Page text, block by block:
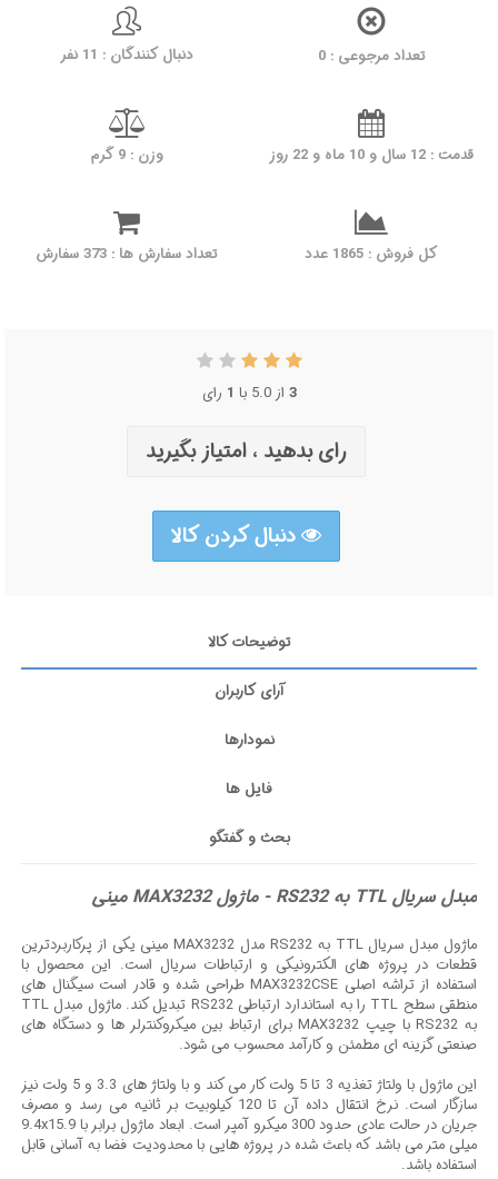
تعداد مرجوعی : 0 دنبال کنندگان : 11 نفر
قدمت : 12 سال و 10 ماه و 22 روز وزن : 9 گرم
کل فروش : 1865 عدد تعداد سفارش ها : 373 سفارش
3از 5.0 با 1 رای
رای بدهید ، امتیاز بگیرید
دنبال کردن کالا
توضیحات کالا
آرای کاربران
نمودارها
فایل ها
بحث و گفتگو
مبدل سریال TTL به RS232 - ماژول MAX3232 مینی
ماژول مبدل سریال TTL به RS232 مدل MAX3232 مینی یکی از پرکاربردترین
قطعات در پروژه های الکترونیکی و ارتباطات سریال است. این محصول با
استفاده از تراشه اصلی MAX3232CSE طراحی شده و قادر است سیگنال های
منطقی سطح TTL را به استاندارد ارتباطی RS232 تبدیل کند. ماژول مبدل TTL
به RS232 با چیپ MAX3232 برای ارتباط بین میکروکنترلر ها و دستگاه های
صنعتی گزینه ای مطمئن و کارآمد محسوب می شود.
این ماژول با ولتاژ تغذیه 3 تا 5 ولت کار می کند و با ولتاژ های 3.3 و 5 ولت نیز
سازگار است. نرخ انتقال داده آن تا 120 کیلوبیت بر ثانیه می رسد و مصرف
جریان در حالت عادی حدود 300 میکرو آمپر است. ابعاد ماژول برابر با 9.4x15.9
میلی متر می باشد که باعث شده در پروژه هایی با محدودیت فضا به آسانی قابل
استفاده باشد.